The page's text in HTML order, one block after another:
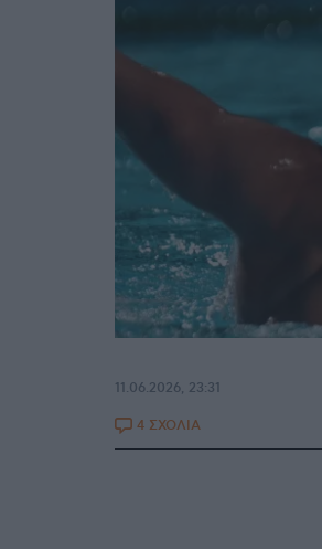
11.06.2026, 23:31
4 ΣΧΟΛΙΑ